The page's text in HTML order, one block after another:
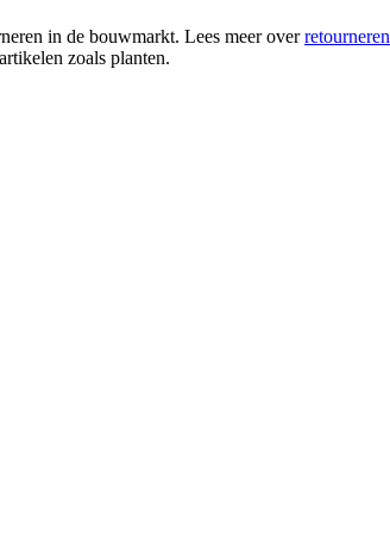
in de bouwmarkt. Lees meer overretourneren
zoals planten.